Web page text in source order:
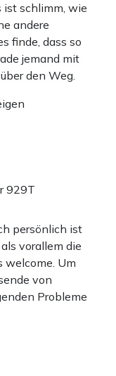
ist schlimm, wie
andere
finde, dass so
jemand mit
den Weg.
929T
persönlich ist
vorallem die
welcome. Um
von
Probleme